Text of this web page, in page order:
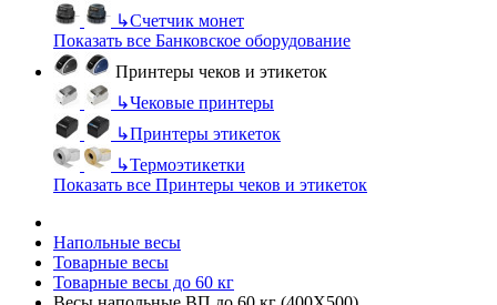
↳Счетчик монет
Показать все Банковское оборудование
Принтеры чеков и этикеток
↳Чековые принтеры
↳Принтеры этикеток
↳Термоэтикетки
Показать все Принтеры чеков и этикеток
Напольные весы
Товарные весы
Товарные весы до 60 кг